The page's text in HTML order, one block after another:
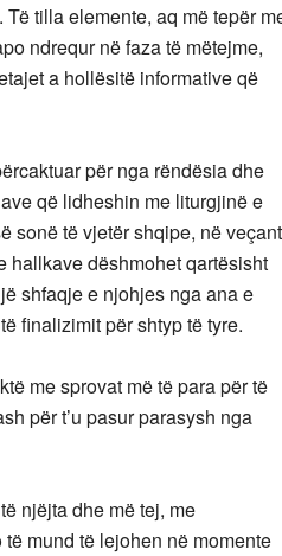
tilla elemente, aq më tepër
ndrequr në faza të mëtejme,
a hollësitë informative që
për nga rëndësia dhe
që lidheshin me liturgjinë e
sonë të vjetër shqipe, në
hallkave dëshmohet qartësisht
shfaqje e njohjes nga ana e
ﬁnalizimit për shtyp të tyre.
me sprovat më të para për të
për t’u pasur parasysh nga
njëjta dhe më tej, me
mund të lejohen në momente